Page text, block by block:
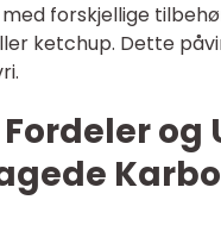
forskjellige
ketchup. Dette
og